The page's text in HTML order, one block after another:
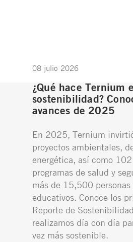
08 julio 2026
¿Qué hace Ternium
sostenibilidad?
avances de 2025
En 2025, Ternium
proyectos ambientales,
energética, así como
programas de salud y
más de 15,500 personas
educativos. Conoce los
Reporte de
realizamos día con día
vez más sostenible.